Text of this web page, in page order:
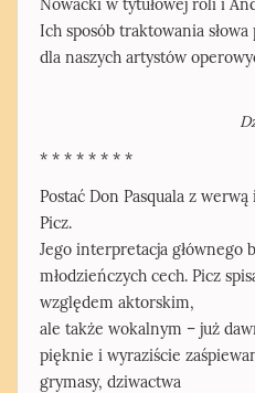
Nowacki w tytułowej roli i
Ich sposób traktowania
dla naszych artystów
* * * * * * * *
Postać Don Pasquala z werwą
Picz.
Jego interpretacja głównego
młodzieńczych cech. Picz
względem aktorskim,
ale także wokalnym – już
pięknie i wyraziście
grymasy, dziwactwa